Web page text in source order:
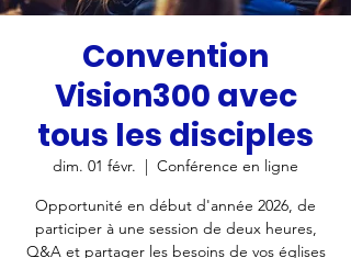
Convention
Vision300 avec
tous les disciples
dim. 01 févr.
  |
Conférence en ligne
Opportunité en début d'année 2026, de
participer à une session de deux heures,
Q&A et partager les besoins de vos églises